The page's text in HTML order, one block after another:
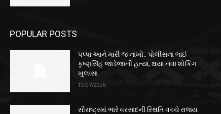
POPULAR POSTS
પપ્પા આને મારી જ નાખો.. પોલીસના ભાઈ
કૃષ્ણસિંહ જાડેજાની હત્યા, થયા નવા શોકિંગ
ખુલાસા
10/07/2026
સૌરાષ્ટ્રમાં ભારે વરસાદની સ્થિતિ વચ્ચે રાજ્ય